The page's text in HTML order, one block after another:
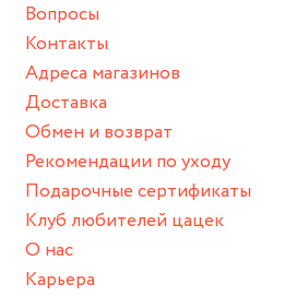
спортивный инвентарь).
Храните изделие в сухом месте.
Для надежного хранения мы
нашей фирменной коробке или
Пожалуйста, используйте эту
пока не носите украшение на
Вопросы
Контакты
Адреса магазинов
Доставка
Обмен и возврат
Рекомендации по уходу
Подарочные сертификаты
Клуб любителей цацек
О нас
Карьера